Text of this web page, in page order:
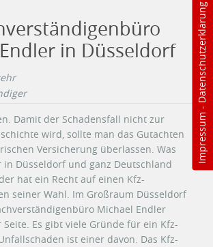
Impressum
-
Datenschutzerklärung
in Düsseldorf
Damit der Schadensfall nicht zur
wird, sollte man das Gutachten
Versicherung überlassen. Was
Düsseldorf und ganz Deutschland
hat ein Recht auf einen Kfz-
seiner Wahl. Im Großraum Düsseldorf
Michael Endler
Es gibt viele Gründe für ein Kfz-
ist einer davon. Das Kfz-